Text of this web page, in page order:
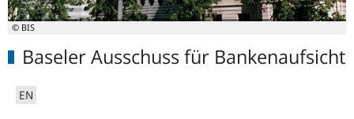
© BIS
Baseler Ausschuss für Bankenaufsicht
EN